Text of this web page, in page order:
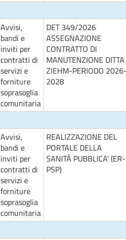
Avvisi,
bandi e
inviti per
contratti di
servizi e
forniture
soprasoglia
comunitaria
DET 349/2026
ASSEGNAZIONE
CONTRATTO DI
MANUTENZIONE DITTA
ZIEHM-PERIODO
2028
Avvisi,
bandi e
inviti per
contratti di
servizi e
forniture
soprasoglia
comunitaria
REALIZZAZIONE DEL
PORTALE DELLA
SANITÀ PUBBLICA' (ER-
PSP)